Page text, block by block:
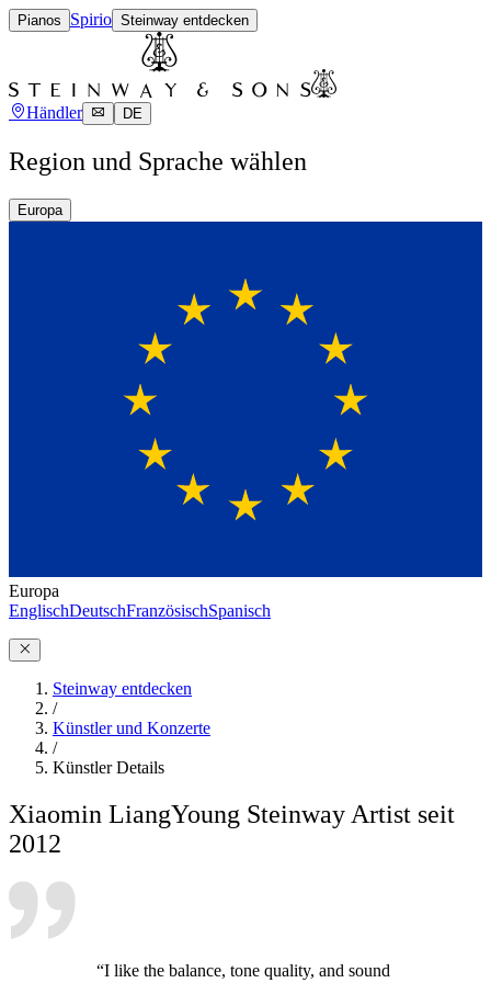
Pianos Spirio Steinway entdecken
Händler DE
Region und Sprache wählen
Europa
Europa
EnglischDeutschFranzösischSpanisch
Steinway entdecken
/
Künstler und Konzerte
/
Künstler Details
Xiaomin LiangYoung Steinway Artist seit
2012
“I like the balance, tone quality, and sound